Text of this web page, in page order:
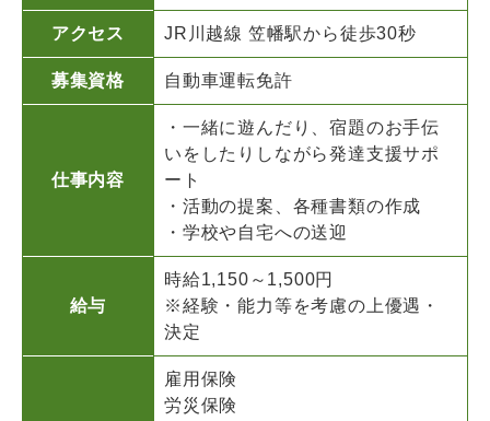
アクセス JR川越線 笠幡駅から徒歩30秒
募集資格 自動車運転免許
仕事内容
・一緒に遊んだり、宿題のお手伝
いをしたりしながら発達支援サポ
ート
・活動の提案、各種書類の作成
・学校や自宅への送迎
給与
時給1,150～1,500円
※経験・能力等を考慮の上優遇・
決定
雇用保険
労災保険